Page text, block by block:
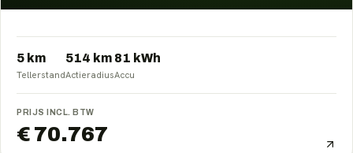
5 km
Tellerstand
514 km
Actieradius
81 kWh
Accu
PRIJS INCL. BTW
€ 70.767